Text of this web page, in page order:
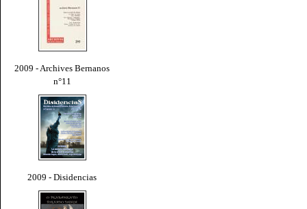
2009 - Archives Bernanos
n°11
2009 - Disidencias